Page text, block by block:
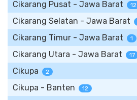
Cikarang Pusat - Jawa Barat 12
Cikarang Selatan - Jawa Barat
Cikarang Timur - Jawa Barat 1
Cikarang Utara - Jawa Barat 17
Cikupa 2
Cikupa - Banten 12